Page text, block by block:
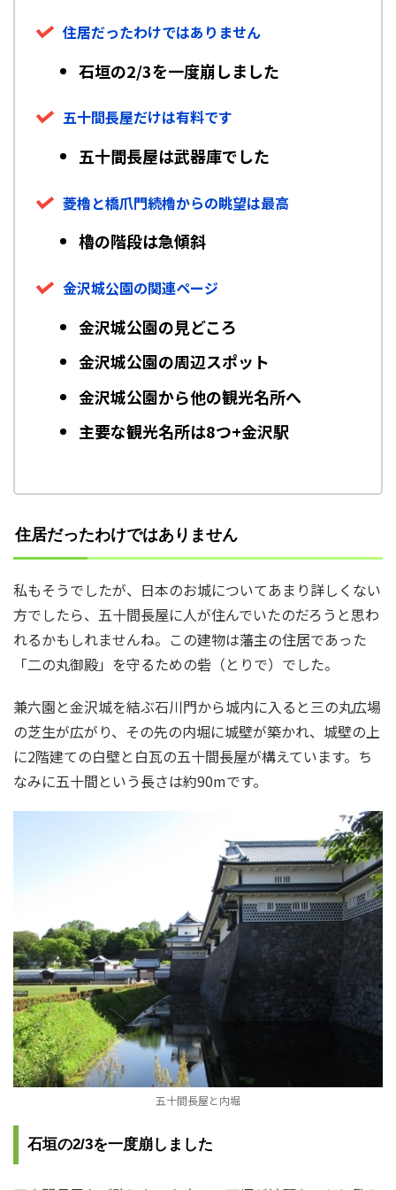
住居だったわけではありません
石垣の2/3を一度崩しました
五十間長屋だけは有料です
五十間長屋は武器庫でした
菱櫓と橋爪門続櫓からの眺望は最高
櫓の階段は急傾斜
金沢城公園の関連ページ
金沢城公園の見どころ
金沢城公園の周辺スポット
金沢城公園から他の観光名所へ
主要な観光名所は8つ+金沢駅
住居だったわけではありません
私もそうでしたが、日本のお城についてあまり詳しくない
方でしたら、五十間長屋に人が住んでいたのだろうと思わ
れるかもしれませんね。この建物は藩主の住居であった
「二の丸御殿」を守るための砦（とりで）でした。
兼六園と金沢城を結ぶ石川門から城内に入ると三の丸広場
の芝生が広がり、その先の内堀に城壁が築かれ、城壁の上
に2階建ての白壁と白瓦の五十間長屋が構えています。ち
なみに五十間という長さは約90mです。
五十間長屋と内堀
石垣の2/3を一度崩しました